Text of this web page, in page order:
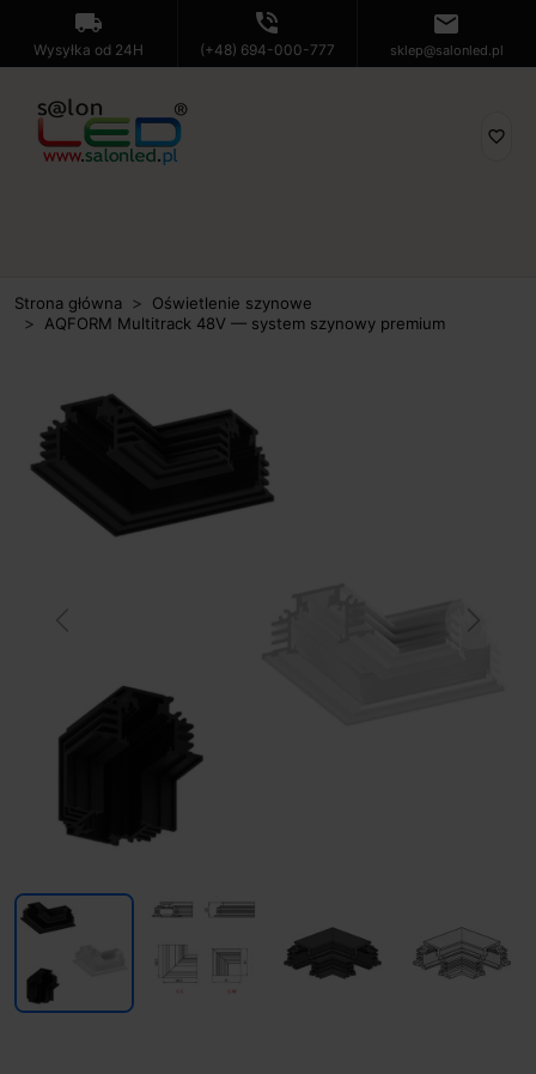
local_shipping
Wysyłka od 24H
phone_in_talk
(+48) 694-000-777
mail
sklep@salonled.pl
favorite_border
Strona główna
Oświetlenie szynowe
AQFORM Multitrack 48V — system szynowy premium